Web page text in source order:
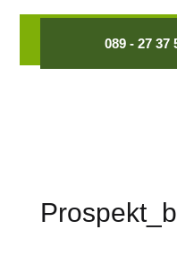
089 - 27 37